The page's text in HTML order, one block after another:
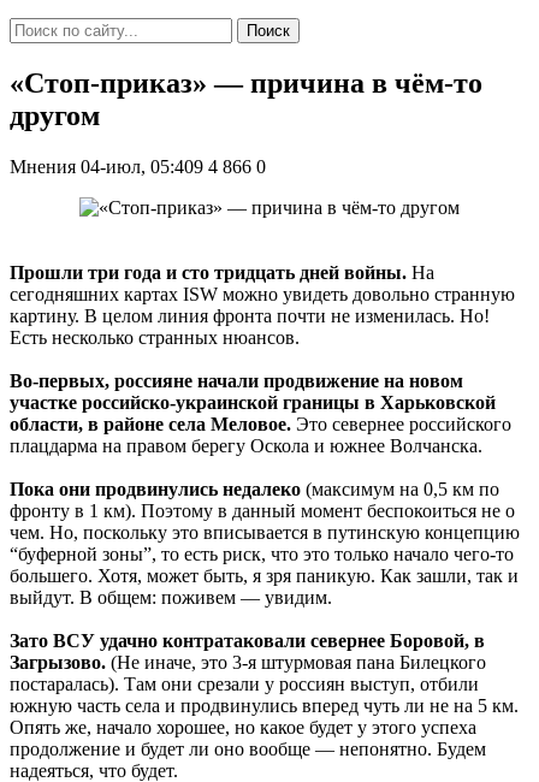
Поиск
«Стоп-приказ» — причина в чём-то
другом
Мнения 04-июл, 05:409 4 866 0
Прошли три года и сто тридцать дней войны. На
сегодняшних картах ISW можно увидеть довольно странную
картину. В целом линия фронта почти не изменилась. Но!
Есть несколько странных нюансов.
Во-первых, россияне начали продвижение на новом
участке российско-украинской границы в Харьковской
области, в районе села Меловое. Это севернее российского
плацдарма на правом берегу Оскола и южнее Волчанска.
Пока они продвинулись недалеко (максимум на 0,5 км по
фронту в 1 км). Поэтому в данный момент беспокоиться не о
чем. Но, поскольку это вписывается в путинскую концепцию
“буферной зоны”, то есть риск, что это только начало чего-то
большего. Хотя, может быть, я зря паникую. Как зашли, так и
выйдут. В общем: поживем — увидим.
Зато ВСУ удачно контратаковали севернее Боровой, в
Загрызово. (Не иначе, это 3-я штурмовая пана Билецкого
постаралась). Там они срезали у россиян выступ, отбили
южную часть села и продвинулись вперед чуть ли не на 5 км.
Опять же, начало хорошее, но какое будет у этого успеха
продолжение и будет ли оно вообще — непонятно. Будем
надеяться, что будет.